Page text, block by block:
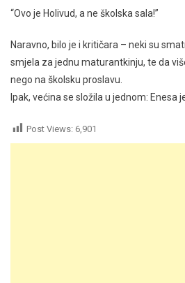
“Ovo je Holivud, a ne školska sala!”
Naravno, bilo je i kritičara – neki su
smjela za jednu maturantkinju, te da
nego na školsku proslavu.
Ipak, većina se složila u jednom: Enesa
Post Views: 6,901